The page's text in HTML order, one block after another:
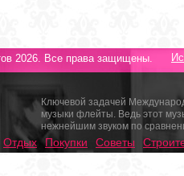
2026. Все права защищены.
Ключевой задачей
музыки флейты. Ведь этот
нежнейшим звуком по
Отдых Покупки Советы